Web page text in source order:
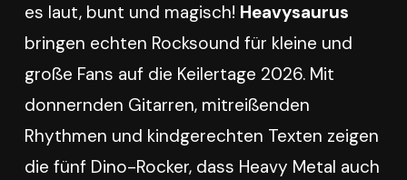
es laut, bunt und magisch! Heavysaurus
bringen echten Rocksound für kleine und
große Fans auf die Keilertage 2026. Mit
donnernden Gitarren, mitreißenden
Rhythmen und kindgerechten Texten zeigen
die fünf Dino-Rocker, dass Heavy Metal auch